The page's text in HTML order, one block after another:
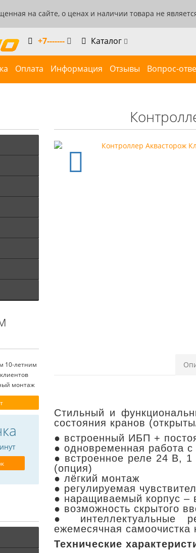
на сайте, о ценах и наличии товара не
+7------- Каталог
Оплата Информация Отзывы Вопрос-
10-летним
монтаж
Стильный и
состояния кранов
● встроенный ИБП +
● одновременная работа с
● встроенное реле 24 В,
(опция)
● лёгкий монтаж
● регулируемая
● наращиваемый корпус –
● возможность скрытого
● интеллектуальные
ежемесячная
Технические